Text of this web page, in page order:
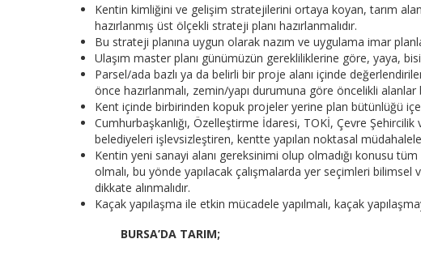
Kentin kimliğini ve gelişim stratejilerini ortaya koyan, tarım
hazırlanmış üst ölçekli strateji planı hazırlanmalıdır.
Bu strateji planına uygun olarak nazım ve uygulama imar
Ulaşım master planı günümüzün gerekliliklerine göre, yaya,
Parsel/ada bazlı ya da belirli bir proje alanı içinde
önce hazırlanmalı, zemin/yapı durumuna göre öncelikli
Kent içinde birbirinden kopuk projeler yerine plan bütünlüğü
Cumhurbaşkanlığı, Özelleştirme İdaresi, TOKİ, Çevre
belediyeleri işlevsizleştiren, kentte yapılan noktasal
Kentin yeni sanayi alanı gereksinimi olup olmadığı konusu
olmalı, bu yönde yapılacak çalışmalarda yer seçimleri
dikkate alınmalıdır.
Kaçak yapılaşma ile etkin mücadele yapılmalı, kaçak
BURSA’DA TARIM;